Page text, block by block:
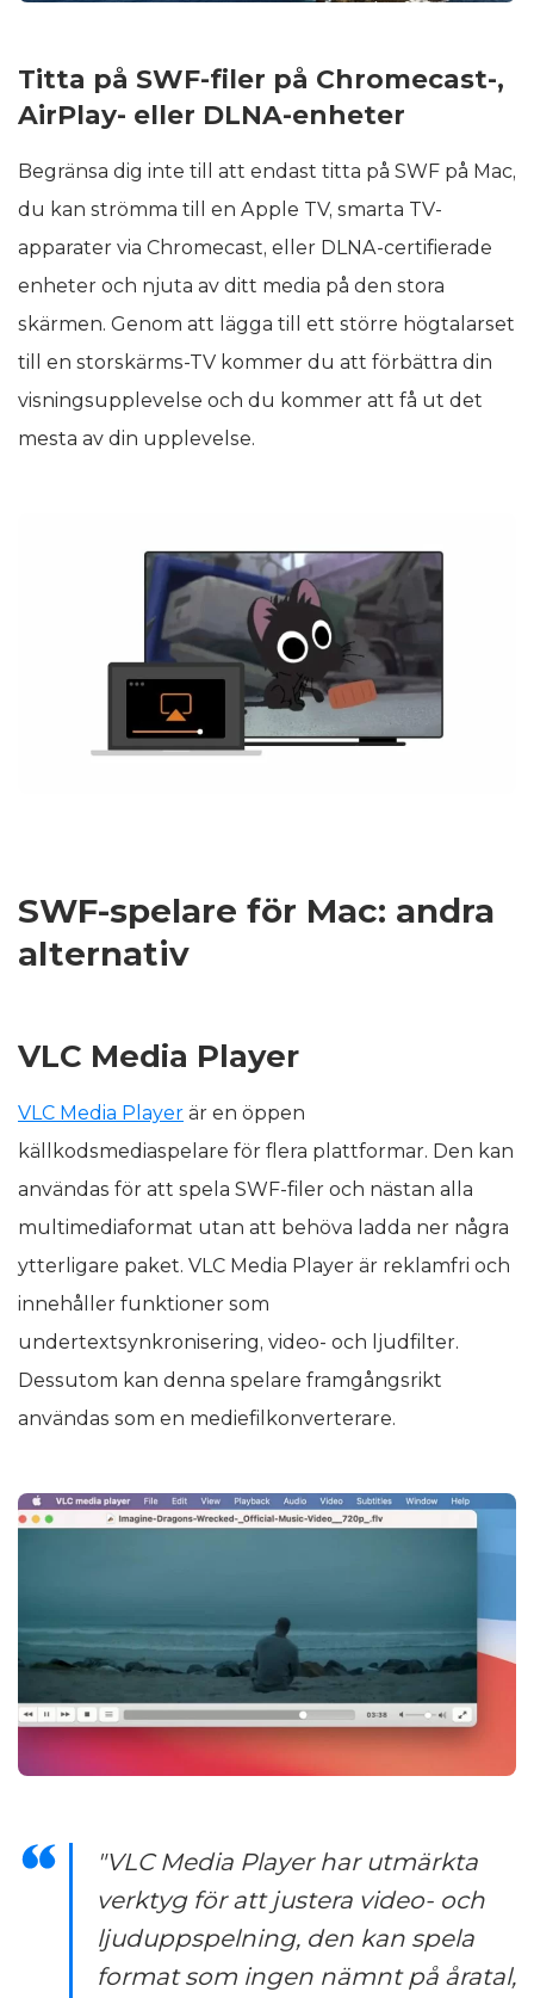
Titta på SWF-filer på Chromecast-,
AirPlay- eller DLNA-enheter
Begränsa dig inte till att endast titta på SWF på Mac,
du kan strömma till en Apple TV, smarta TV-
apparater via Chromecast, eller DLNA-certifierade
enheter och njuta av ditt media på den stora
skärmen. Genom att lägga till ett större högtalarset
till en storskärms-TV kommer du att förbättra din
visningsupplevelse och du kommer att få ut det
mesta av din upplevelse.
SWF-spelare för Mac: andra
alternativ
VLC Media Player
VLC Media Player är en öppen
källkodsmediaspelare för flera plattformar. Den kan
användas för att spela SWF-filer och nästan alla
multimediaformat utan att behöva ladda ner några
ytterligare paket. VLC Media Player är reklamfri och
innehåller funktioner som
undertextsynkronisering, video- och ljudfilter.
Dessutom kan denna spelare framgångsrikt
användas som en mediefilkonverterare.
"VLC Media Player har utmärkta
verktyg för att justera video- och
ljuduppspelning, den kan spela
format som ingen nämnt på åratal,